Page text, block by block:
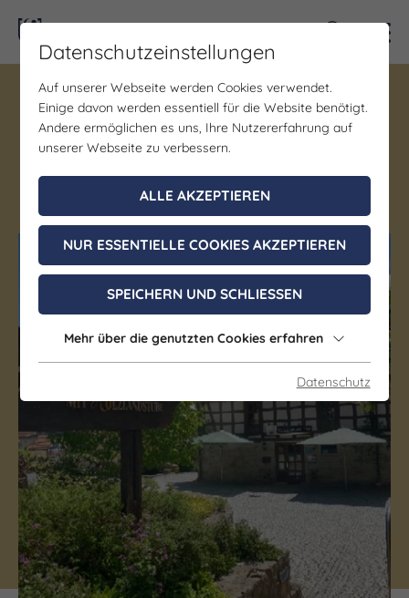
Gastronomie
Holzlandstube
Thüringer Küche
Datenschutzeinstellungen
Auf unserer Webseite werden Cookies verwendet.
Einige davon werden essentiell für die Website benötigt.
Andere ermöglichen es uns, Ihre Nutzererfahrung auf
unserer Webseite zu verbessern.
ALLE AKZEPTIEREN
NUR ESSENTIELLE COOKIES AKZEPTIEREN
SPEICHERN UND SCHLIESSEN
Mehr über die genutzten Cookies erfahren
Datenschutz